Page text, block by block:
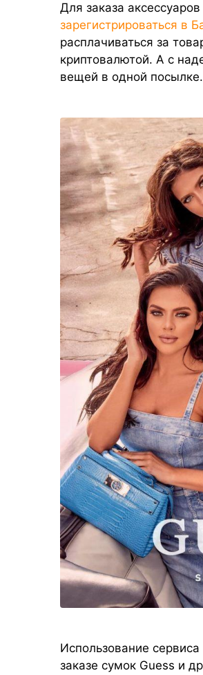
Для заказа
зарегистрироваться в
расплачиваться за
криптовалютой. А с
вещей в одной посылке.
Использование
заказе сумок Guess и